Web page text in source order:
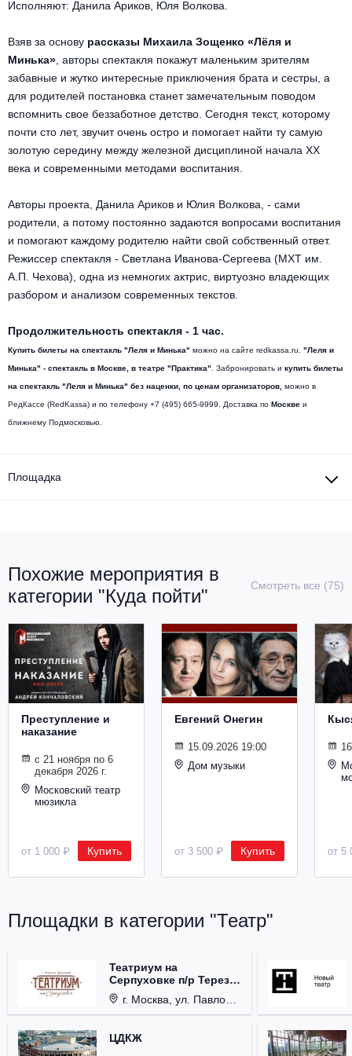
Металл
Исполняют: Данила Ариков, Юля Волкова.
Взяв за основу рассказы Михаила Зощенко «Лёля и
Минька» , авторы спектакля покажут маленьким зрителям
забавные и жутко интересные приключения брата и сестры, а
для родителей постановка станет замечательным поводом
вспомнить свое беззаботное детство. Сегодня текст, которому
почти сто лет, звучит очень остро и помогает найти ту самую
золотую середину между железной дисциплиной начала ХХ
века и современными методами воспитания.
Авторы проекта, Данила Ариков и Юлия Волкова, - сами
родители, а потому постоянно задаются вопросами воспитания
и помогают каждому родителю найти свой собственный ответ.
Режиссер спектакля - Светлана Иванова-Сергеева (МХТ им.
А.П. Чехова), одна из немногих актрис, виртуозно владеющих
разбором и анализом современных текстов.
Продолжительность спектакля - 1 час.
Купить билеты на спектакль "Леля и Минька" можно на сайте redkassa.ru. "Леля и
Минька" - спектакль в Москве, в театре "Практика" . Забронировать и купить билеты
на спектакль "Леля и Минька" без наценки, по ценам организаторов, можно в
РедКассе (RedKassa) и по телефону +7 (495) 665-9999. Доставка по Москве и
ближнему Подмосковью.
Площадка
Похожие мероприятия в
категории "Куда пойти"
Смотреть все (75)
Преступление и
наказание
с 21 ноября по 6
декабря 2026 г.
Московский театр
мюзикла
от 1 000 ₽ Купить
Евгений Онегин
15.09.2026 19:00
Дом музыки
от 3 500 ₽ Купить от 5
Площадки в категории "Театр"
Театриум на
Серпуховке п/р Терезы
Дуровой
г. Москва, ул. Павловская, д. 6.
ЦДКЖ